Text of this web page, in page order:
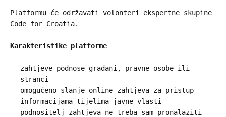
Platformu će održavati volonteri ekspertne skupine
Code for Croatia.
Karakteristike platforme
zahtjeve podnose građani, pravne osobe ili
stranci
omogućeno slanje online zahtjeva za pristup
informacijama tijelima javne vlasti
podnositelj zahtjeva ne treba sam pronalaziti